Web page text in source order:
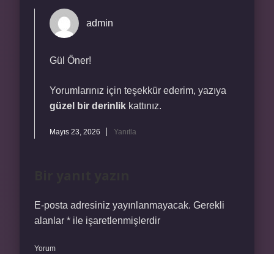
admin
Gül Öner!
Yorumlarınız için teşekkür ederim, yazıya
güzel bir derinlik kattınız.
Mayıs 23, 2026 Yanıtla
E-posta adresiniz yayınlanmayacak. Gerekli
alanlar * ile işaretlenmişlerdir
Yorum